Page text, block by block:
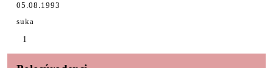
05.08.1993
suka
1